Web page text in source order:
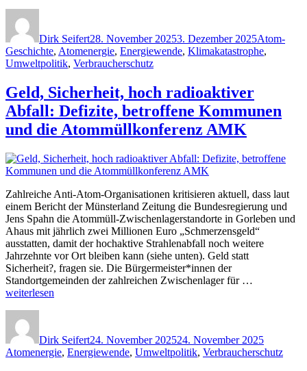
Immer
teurer,
immer
Dirk Seifert28. November 20253. Dezember 2025Atom-
Geschichte, Atomenergie, Energiewende, Klimakatastrophe,
Umweltpolitik, Verbraucherschutz
Geld, Sicherheit, hoch radioaktiver
Abfall: Defizite, betroffene Kommunen
und die Atommüllkonferenz AMK
Zahlreiche Anti-Atom-Organisationen kritisieren aktuell, dass laut
einem Bericht der Münsterland Zeitung die Bundesregierung und
Jens Spahn die Atommüll-Zwischenlagerstandorte in Gorleben und
Ahaus mit jährlich zwei Millionen Euro „Schmerzensgeld“
ausstatten, damit der hochaktive Strahlenabfall noch weitere
Jahrzehnte vor Ort bleiben kann (siehe unten). Geld statt
Sicherheit?, fragen sie. Die Bürgermeister*innen der
Standortgemeinden der zahlreichen Zwischenlager für …
Defizite,
betroffene
weiterlesen
Dirk Seifert24. November 202524. November 2025
Atomenergie, Energiewende, Umweltpolitik, Verbraucherschutz